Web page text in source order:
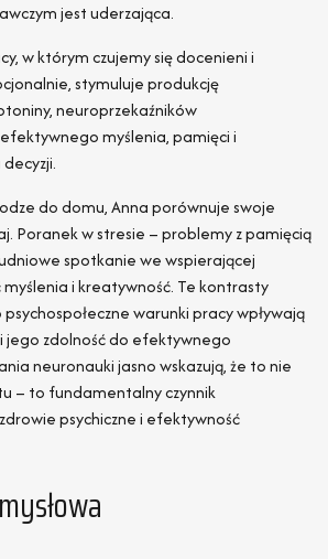
jest uderzająca.
w którym czujemy się docenieni i
stymuluje produkcję
neuroprzekaźników
myślenia, pamięci i
do domu, Anna porównuje swoje
Poranek w stresie – problemy z pamięcią
spotkanie we wspierającej
i kreatywność. Te kontrasty
warunki pracy wpływają
jego zdolność do efektywnego
neuronauki jasno wskazują, że to nie
– to fundamentalny czynnik
psychiczne i efektywność